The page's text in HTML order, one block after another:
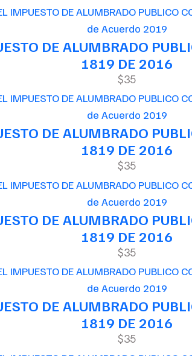
de Acuerdo 2019
DE ALUMBRADO
1819 DE 2016
$35
de Acuerdo 2019
DE ALUMBRADO
1819 DE 2016
$35
de Acuerdo 2019
DE ALUMBRADO
1819 DE 2016
$35
de Acuerdo 2019
DE ALUMBRADO
1819 DE 2016
$35